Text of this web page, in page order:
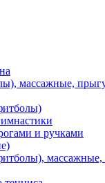
массажные,
и ручками